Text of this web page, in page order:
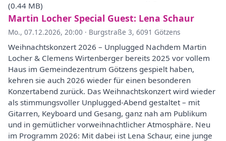
(0.44 MB)
Martin Locher Special Guest: Lena Schaur
Mo., 07.12.2026, 20:00 · Burgstraße 3, 6091 Götzens
Weihnachtskonzert 2026 – Unplugged Nachdem Martin
Locher & Clemens Wirtenberger bereits 2025 vor vollem
Haus im Gemeindezentrum Götzens gespielt haben,
kehren sie auch 2026 wieder für einen besonderen
Konzertabend zurück. Das Weihnachtskonzert wird wieder
als stimmungsvoller Unplugged-Abend gestaltet – mit
Gitarren, Keyboard und Gesang, ganz nah am Publikum
und in gemütlicher vorweihnachtlicher Atmosphäre. Neu
im Programm 2026: Mit dabei ist Lena Schaur, eine junge